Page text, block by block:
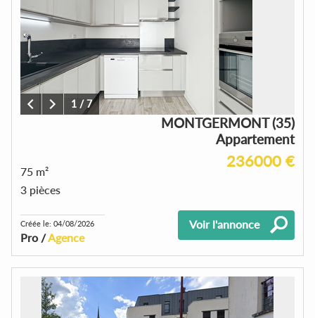
1 /7
MONTGERMONT (35)
Appartement
236000 €
75 m²
3 pièces
Créée le: 04/08/2026
Pro /Agence
Voir l'annonce